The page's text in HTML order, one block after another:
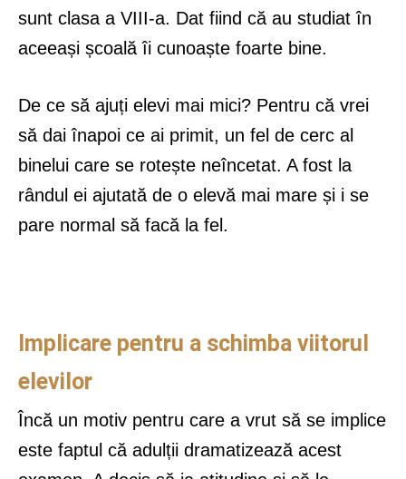
sunt clasa a VIII-a. Dat fiind că au studiat în
aceeași școală îi cunoaște foarte bine.
De ce să ajuți elevi mai mici? Pentru că vrei
să dai înapoi ce ai primit, un fel de cerc al
binelui care se rotește neîncetat. A fost la
rândul ei ajutată de o elevă mai mare și i se
pare normal să facă la fel.
Implicare pentru a schimba viitorul
elevilor
Încă un motiv pentru care a vrut să se implice
este faptul că adulții dramatizează acest